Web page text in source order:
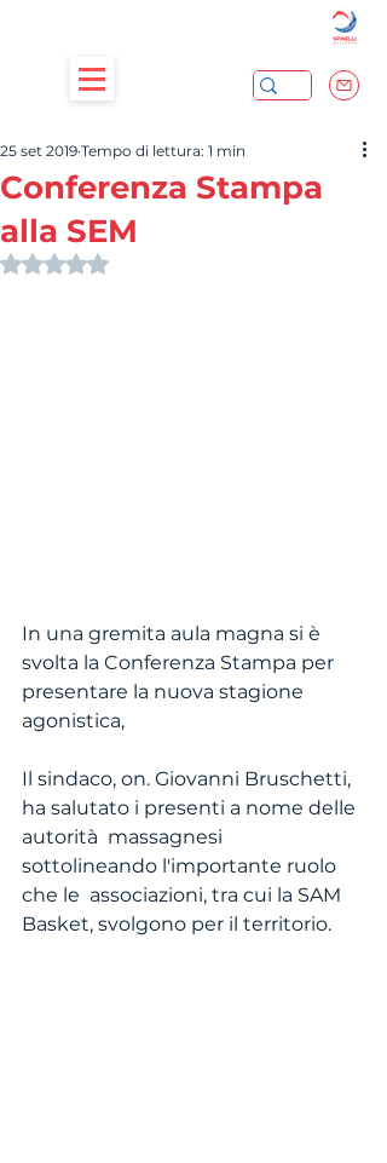
Conferenza Stampa
alla SEM
25 set 2019 Tempo di lettura: 1 min
Valutazione NaN stelle su 5.
In una gremita aula magna si è
svolta la Conferenza Stampa per
presentare la nuova stagione
agonistica,
Il sindaco, on. Giovanni Bruschetti,
ha salutato i presenti a nome delle
autorità  massagnesi
sottolineando l'importante ruolo
che le  associazioni, tra cui la SAM
Basket, svolgono per il territorio.